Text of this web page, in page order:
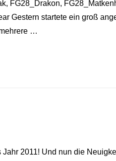
FG28_Drakon,
Gestern startete ein groß
…
2011! Und nun die